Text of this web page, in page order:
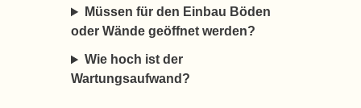
Müssen für den Einbau Böden
oder Wände geöffnet werden?
Wie hoch ist der
Wartungsaufwand?